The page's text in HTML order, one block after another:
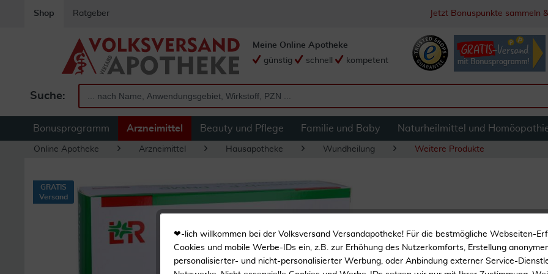
Shop Ratgeber Jetzt Bonuspunkte sammeln
Suche:
Meine Online Apotheke
günstig
schnell kompetent
Bonusprogramm Arzneimittel Beauty und Pflege Familie und Baby Naturheilmittel und
Online Apotheke Arzneimittel Hausapotheke Wundheilung Weitere Produkte
Suprasorb
Stück
GRATIS
Versand
❤-lich willkommen bei der Volksversand Versandapotheke! Für die bestmögliche Webseiten-
Cookies und mobile Werbe-IDs ein, z.B. zur Erhöhung des Nutzerkomforts, Erstellung
personalisierter- und nicht-personalisierter Werbung, oder Anbindung externer Service-